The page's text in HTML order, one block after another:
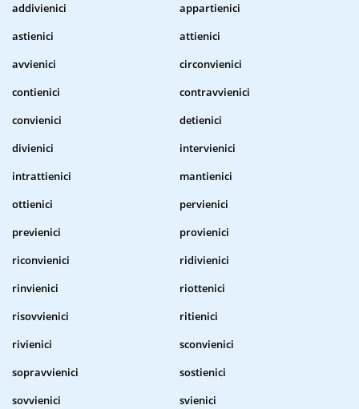
addivienici
appartienici
astienici
attienici
avvienici
circonvienici
contienici
contravvienici
convienici
detienici
divienici
intervienici
intrattienici
mantienici
ottienici
pervienici
previenici
provienici
riconvienici
ridivienici
rinvienici
riottenici
risovvienici
ritienici
rivienici
sconvienici
sopravvienici
sostienici
sovvienici
svienici